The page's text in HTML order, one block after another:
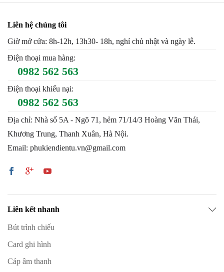
Liên hệ chúng tôi
Giờ mở cửa: 8h-12h, 13h30- 18h, nghỉ chủ nhật và ngày lễ.
Điện thoại mua hàng:
0982 562 563
Điện thoại khiếu nại:
0982 562 563
Địa chỉ: Nhà số 5A - Ngõ 71, hẻm 71/14/3 Hoàng Văn Thái,
Khương Trung, Thanh Xuân, Hà Nội.
Email: phukiendientu.vn@gmail.com
Liên kết nhanh
Bút trình chiếu
Card ghi hình
Cáp âm thanh